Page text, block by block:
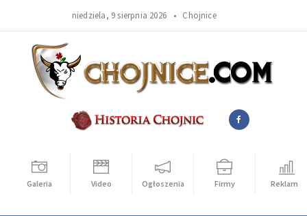
niedziela, 9 sierpnia 2026 • Chojnice
Galeria Video Ogłoszenia Firmy Reklama